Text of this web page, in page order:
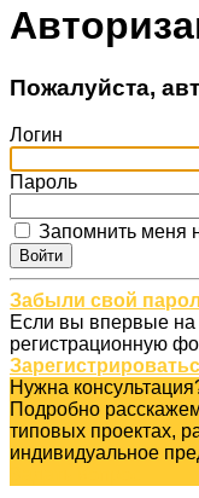
Пожалуйста,
Логин
Пароль
Запомнить меня
Забыли свой
Если вы впервые на
регистрационную
Нужна
Подробно
типовых проектах,
индивидуальное